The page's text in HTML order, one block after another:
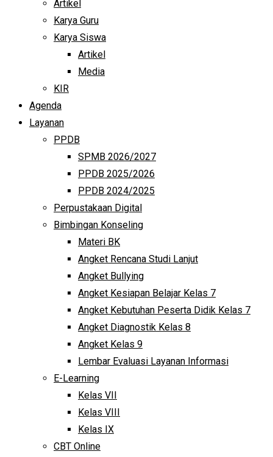
Artikel
Karya Guru
Karya Siswa
Artikel
Media
KIR
Agenda
Layanan
PPDB
SPMB 2026/2027
PPDB 2025/2026
PPDB 2024/2025
Perpustakaan Digital
Bimbingan Konseling
Materi BK
Angket Rencana Studi Lanjut
Angket Bullying
Angket Kesiapan Belajar Kelas 7
Angket Kebutuhan Peserta Didik Kelas 7
Angket Diagnostik Kelas 8
Angket Kelas 9
Lembar Evaluasi Layanan Informasi
E-Learning
Kelas VII
Kelas VIII
Kelas IX
CBT Online